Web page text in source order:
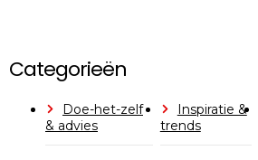
Categorieën
Doe-het-zelf
& advies
Inspiratie &
trends